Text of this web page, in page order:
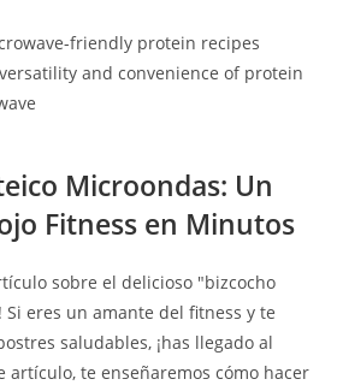
friendly protein recipes
and convenience of protein
Microondas: Un
Fitness en Minutos
sobre el delicioso "bizcocho
eres un amante del fitness y te
saludables, ¡has llegado al
artículo, te enseñaremos cómo hacer